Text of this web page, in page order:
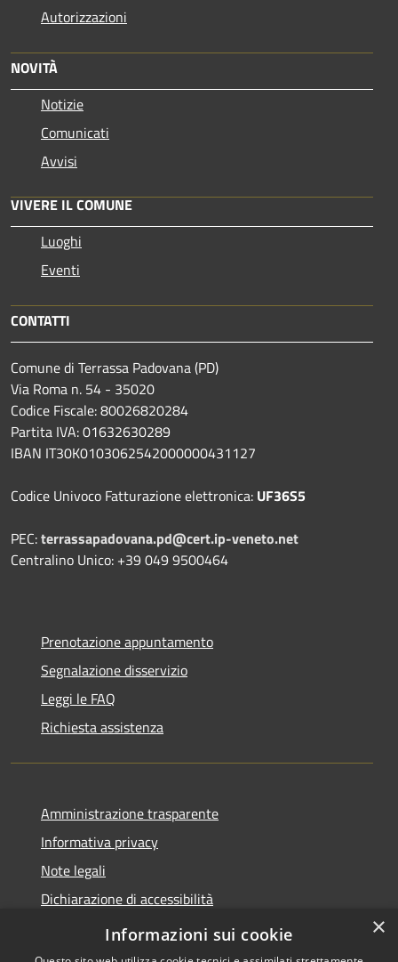
Autorizzazioni
NOVITÀ
Notizie
Comunicati
Avvisi
VIVERE IL COMUNE
Luoghi
Eventi
CONTATTI
Comune di Terrassa Padovana (PD)
Via Roma n. 54 - 35020
Codice Fiscale: 80026820284
Partita IVA: 01632630289
IBAN IT30K0103062542000000431127
Codice Univoco Fatturazione elettronica: UF36S5
PEC:terrassapadovana.pd@cert.ip-veneto.net
Centralino Unico: +39 049 9500464
Prenotazione appuntamento
Segnalazione disservizio
Leggi le FAQ
Richiesta assistenza
Amministrazione trasparente
Informativa privacy
Note legali
Dichiarazione di accessibilità
Segnalazioni di inaccessibilità
×
Informazioni sui cookie